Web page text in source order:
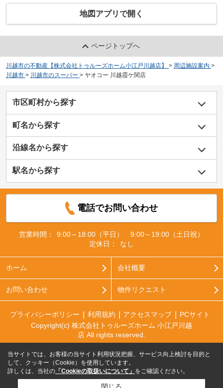
地図アプリで開く
ページトップへ
川越市の不動産【株式会社トゥルーズホーム小江戸川越店】 > 周辺施設案内 >
川越市 > 川越市のスーパー > ヤオコー 川越霞ケ関店
市区町村から探す
町名から探す
沿線名から探す
駅名から探す
電話でお問い合わせ
営業時間：
9:00～18:00（平日） 9:00～19:00（土日祝）
定休日：
なし
ホーム 会社概要
お問い合わせ 物件リクエスト
プライバシーポリシー 利用規約 アクセスマップ
PCサイト
Copyright(c) 株式会社トゥルーズホーム 小江戸川越
店 All rights reserved.
当サイトでは、お客様の当サイト利用状況把握、サービス向上検討を目的と
して、クッキー（Cookie）を使用しています。
詳しくは、当社の 「Cookieの取扱いについて」 をご確認ください。